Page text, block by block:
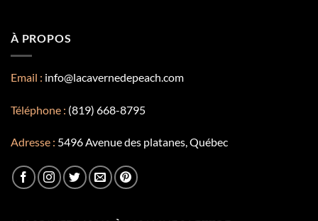
À PROPOS
Email : info@lacavernedepeach.com
Téléphone : (819) 668-8795
Adresse : 5496 Avenue des platanes, Québec